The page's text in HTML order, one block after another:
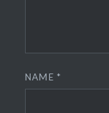
NAME*